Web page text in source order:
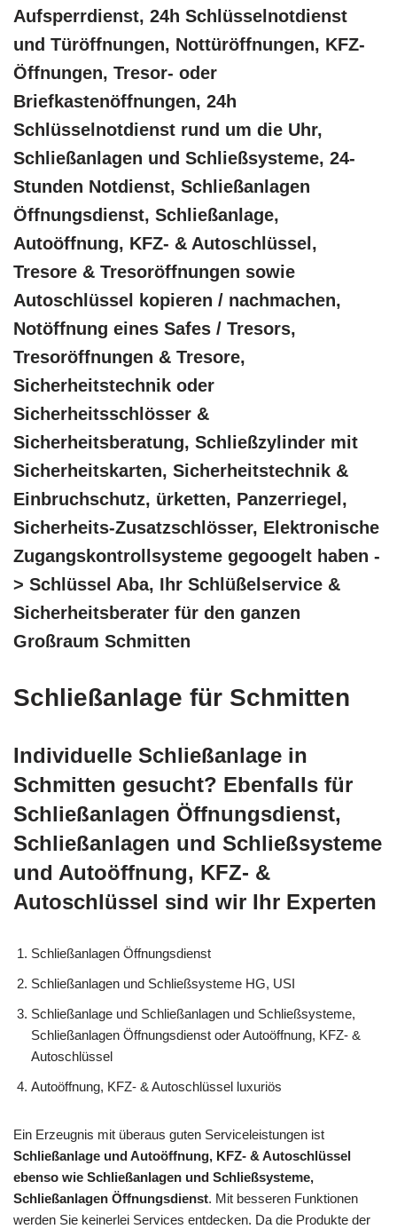
Aufsperrdienst, 24h Schlüsselnotdienst
und Türöffnungen, Nottüröffnungen, KFZ-
Öffnungen, Tresor- oder
Briefkastenöffnungen, 24h
Schlüsselnotdienst rund um die Uhr,
Schließanlagen und Schließsysteme, 24-
Stunden Notdienst, Schließanlagen
Öffnungsdienst, Schließanlage,
Autoöffnung, KFZ- & Autoschlüssel,
Tresore & Tresoröffnungen sowie
Autoschlüssel kopieren / nachmachen,
Notöffnung eines Safes / Tresors,
Tresoröffnungen & Tresore,
Sicherheitstechnik oder
Sicherheitsschlösser &
Sicherheitsberatung, Schließzylinder mit
Sicherheitskarten, Sicherheitstechnik &
Einbruchschutz, ürketten, Panzerriegel,
Sicherheits-Zusatzschlösser, Elektronische
Zugangskontrollsysteme gegoogelt haben -
> Schlüssel Aba, Ihr Schlüßelservice &
Sicherheitsberater für den ganzen
Großraum Schmitten
Schließanlage für Schmitten
Individuelle Schließanlage in
Schmitten gesucht? Ebenfalls für
Schließanlagen Öffnungsdienst,
Schließanlagen und Schließsysteme
und Autoöffnung, KFZ- &
Autoschlüssel sind wir Ihr Experten
Schließanlagen Öffnungsdienst
Schließanlagen und Schließsysteme HG, USI
Schließanlage und Schließanlagen und Schließsysteme,
Schließanlagen Öffnungsdienst oder Autoöffnung, KFZ- &
Autoschlüssel
Autoöffnung, KFZ- & Autoschlüssel luxuriös
Ein Erzeugnis mit überaus guten Serviceleistungen ist
Schließanlage und Autoöffnung, KFZ- & Autoschlüssel
ebenso wie Schließanlagen und Schließsysteme,
Schließanlagen Öffnungsdienst. Mit besseren Funktionen
werden Sie keinerlei Services entdecken. Da die Produkte der